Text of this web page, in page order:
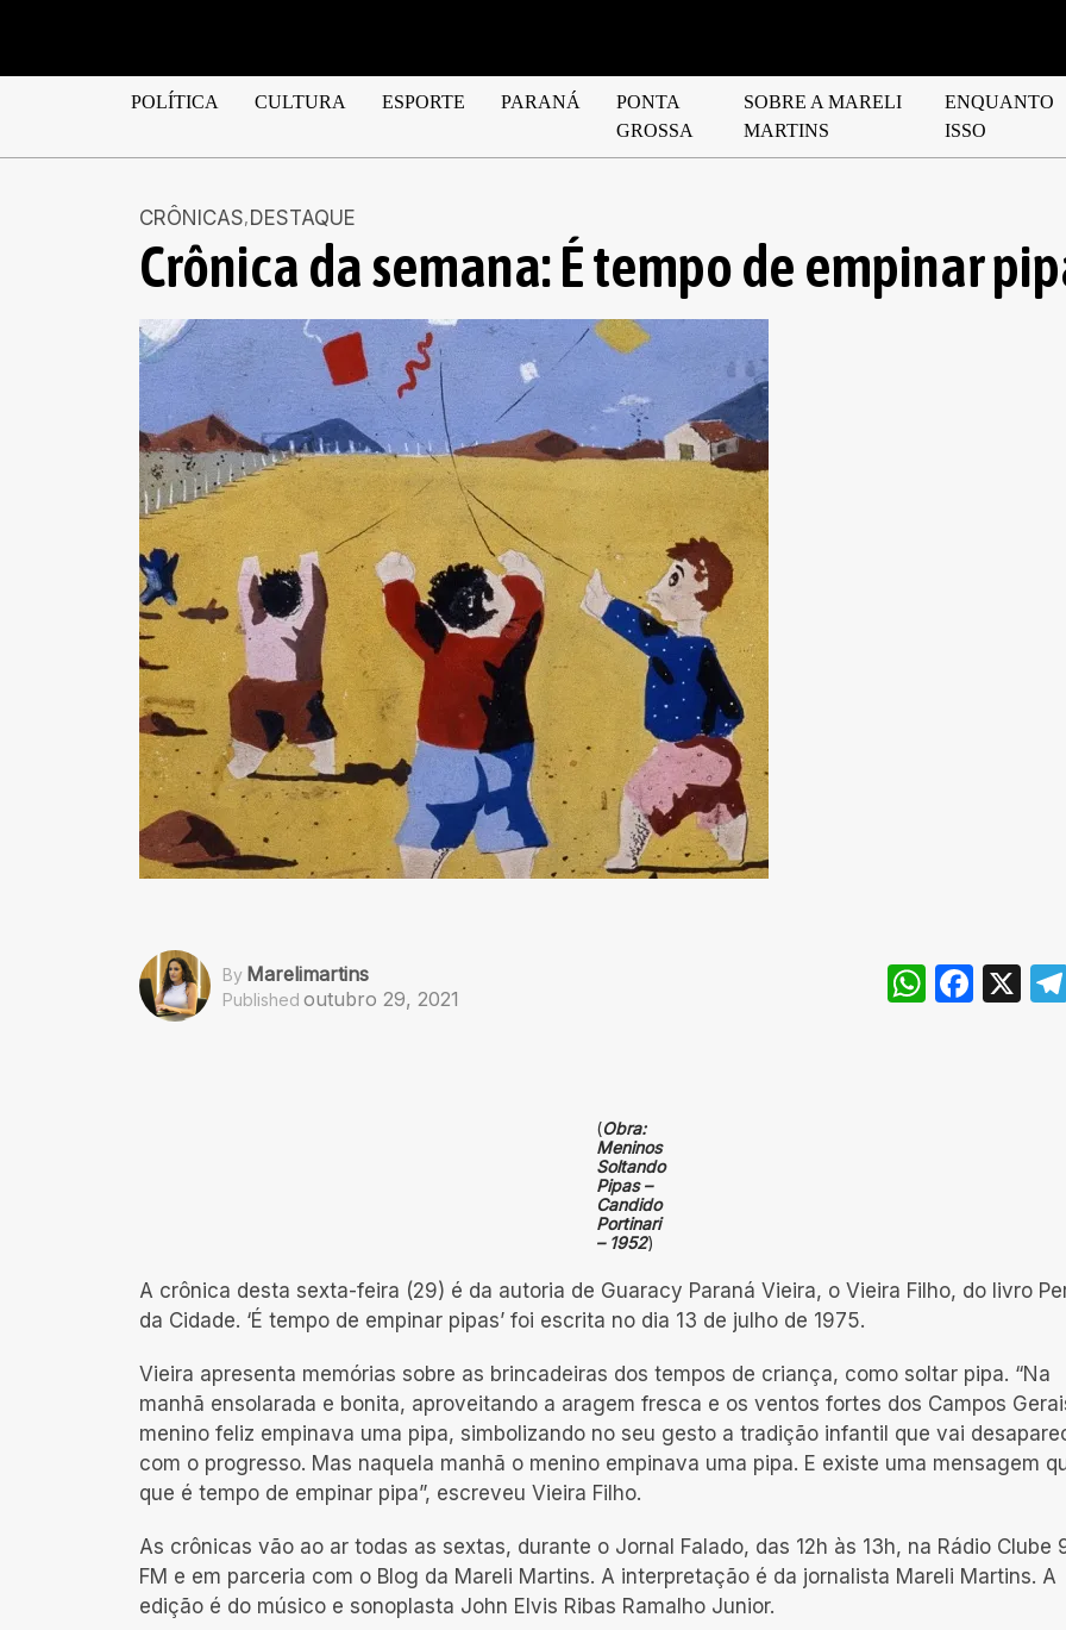
POLÍTICA CULTURA ESPORTE PARANÁ
PONTA
GROSSA
SOBRE A MARELI
MARTINS
ENQUANTO
ISSO
CRÔNICAS DESTAQUE
Crônica da semana: É tempo de empinar
By Marelimartins
Published outubro 29, 2021 X
(Obra:
Meninos
Soltando
Pipas –
Candido
Portinari
– 1952)
A crônica desta sexta-feira (29) é da autoria de Guaracy Paraná Vieira, o Vieira Filho, do livro
da Cidade. ‘É tempo de empinar pipas’ foi escrita no dia 13 de julho de 1975.
Vieira apresenta memórias sobre as brincadeiras dos tempos de criança, como soltar pipa. “Na
manhã ensolarada e bonita, aproveitando a aragem fresca e os ventos fortes dos Campos
menino feliz empinava uma pipa, simbolizando no seu gesto a tradição infantil que vai
com o progresso. Mas naquela manhã o menino empinava uma pipa. E existe uma mensagem
que é tempo de empinar pipa”, escreveu Vieira Filho.
As crônicas vão ao ar todas as sextas, durante o Jornal Falado, das 12h às 13h, na Rádio Clube
FM e em parceria com o Blog da Mareli Martins. A interpretação é da jornalista Mareli Martins. A
edição é do músico e sonoplasta John Elvis Ribas Ramalho Junior.